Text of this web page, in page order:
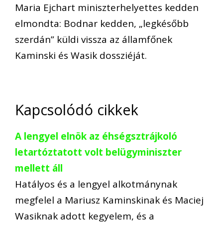
Maria Ejchart miniszterhelyettes kedden
elmondta: Bodnar kedden, „legkésőbb
szerdán” küldi vissza az államfőnek
Kaminski és Wasik dossziéját.
Kapcsolódó cikkek
A lengyel elnök az éhségsztrájkoló
letartóztatott volt belügyminiszter
mellett áll
Hatályos és a lengyel alkotmánynak
megfelel a Mariusz Kaminskinak és Maciej
Wasiknak adott kegyelem, és a